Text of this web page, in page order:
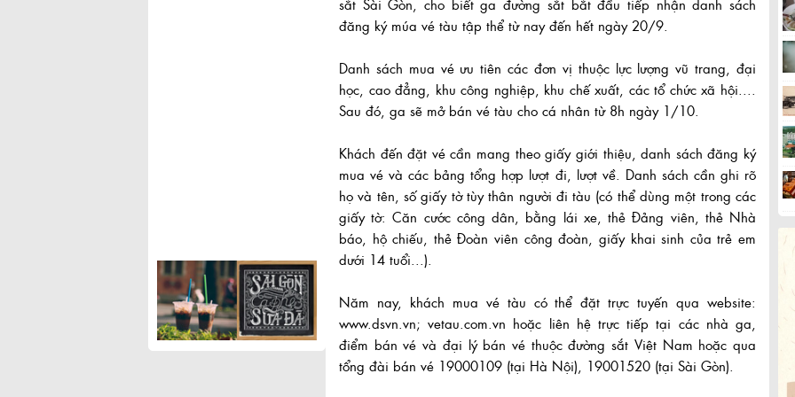
sắt Sài Gòn, cho biết ga đường sắt bắt đầu tiếp nhận danh sách
đăng ký múa vé tàu tập thể từ nay đến hết ngày 20/9.
Danh sách mua vé ưu tiên các đơn vị thuộc lực lượng vũ trang, đại
học, cao đẳng, khu công nghiệp, khu chế xuất, các tổ chức xã hội....
Sau đó, ga sẽ mở bán vé tàu cho cá nhân từ 8h ngày 1/10.
Khách đến đặt vé cần mang theo giấy giới thiệu, danh sách đăng ký
mua vé và các bảng tổng hợp lượt đi, lượt về. Danh sách cần ghi rõ
họ và tên, số giấy tờ tùy thân người đi tàu (có thể dùng một trong các
giấy tờ: Căn cước công dân, bằng lái xe, thẻ Đảng viên, thẻ Nhà
báo, hộ chiếu, thẻ Đoàn viên công đoàn, giấy khai sinh của trẻ em
dưới 14 tuổi...).
Năm nay, khách mua vé tàu có thể đặt trực tuyến qua website:
www.dsvn.vn; vetau.com.vn hoặc liên hệ trực tiếp tại các nhà ga,
điểm bán vé và đại lý bán vé thuộc đường sắt Việt Nam hoặc qua
tổng đài bán vé 19000109 (tại Hà Nội), 19001520 (tại Sài Gòn).